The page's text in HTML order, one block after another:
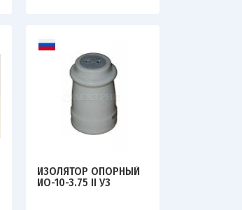
ИЗОЛЯТОР ОПОРНЫЙ
ИО-10-3.75 II У3